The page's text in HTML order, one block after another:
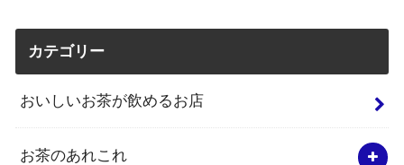
カテゴリー
おいしいお茶が飲めるお店
お茶のあれこれ